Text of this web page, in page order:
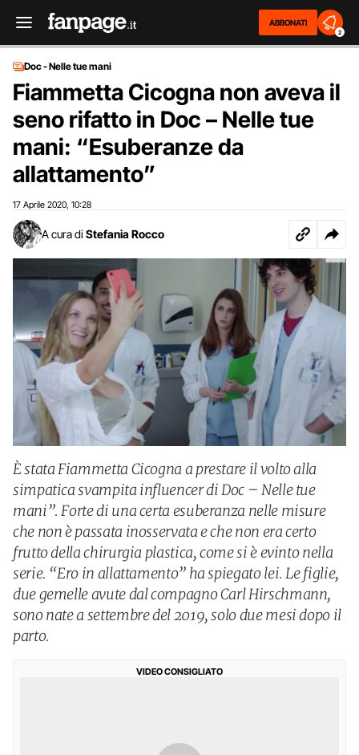
ABBONATI
2
Doc - Nelle tue mani
Fiammetta Cicogna non aveva il
seno rifatto in Doc – Nelle tue
mani: “Esuberanze da
allattamento”
17 Aprile 2020 10:28
A cura di Stefania Rocco
È stata Fiammetta Cicogna a prestare il volto alla
simpatica svampita influencer di Doc – Nelle tue
mani”. Forte di una certa esuberanza nelle misure
che non è passata inosservata e che non era certo
frutto della chirurgia plastica, come si è evinto nella
serie. “Ero in allattamento” ha spiegato lei. Le figlie,
due gemelle avute dal compagno Carl Hirschmann,
sono nate a settembre del 2019, solo due mesi dopo il
parto.
VIDEO CONSIGLIATO